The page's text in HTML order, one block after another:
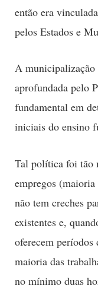
então era
pelos Estados e
A municipalização
aprofundada pelo
fundamental em
iniciais do ensino
Tal política foi tão
empregos
não tem creches
existentes e,
oferecem períodos
maioria das
no mínimo duas